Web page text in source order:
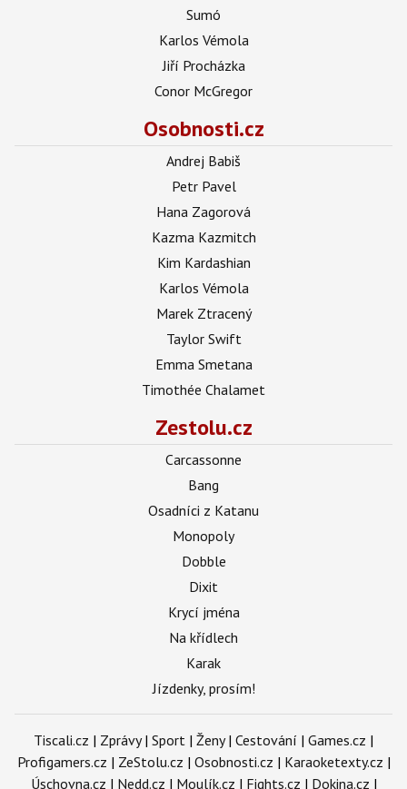
Sumó
Karlos Vémola
Jiří Procházka
Conor McGregor
Osobnosti.cz
Andrej Babiš
Petr Pavel
Hana Zagorová
Kazma Kazmitch
Kim Kardashian
Karlos Vémola
Marek Ztracený
Taylor Swift
Emma Smetana
Timothée Chalamet
Zestolu.cz
Carcassonne
Bang
Osadníci z Katanu
Monopoly
Dobble
Dixit
Krycí jména
Na křídlech
Karak
Jízdenky, prosím!
Tiscali.cz | Zprávy| Sport | Ženy| Cestování | Games.cz |
Profigamers.cz | ZeStolu.cz | Osobnosti.cz | Karaoketexty.cz |
Úschovna.cz | Nedd.cz | Moulík.cz | Fights.cz | Dokina.cz |